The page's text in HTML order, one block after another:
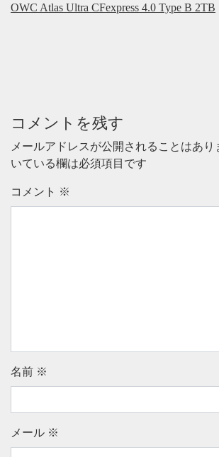
OWC Atlas Ultra CFexpress 4.0 Type B 2TB
コメントを残す
メールアドレスが公開されることはあり
いている欄は必須項目です
コメント ※
名前 ※
メール ※